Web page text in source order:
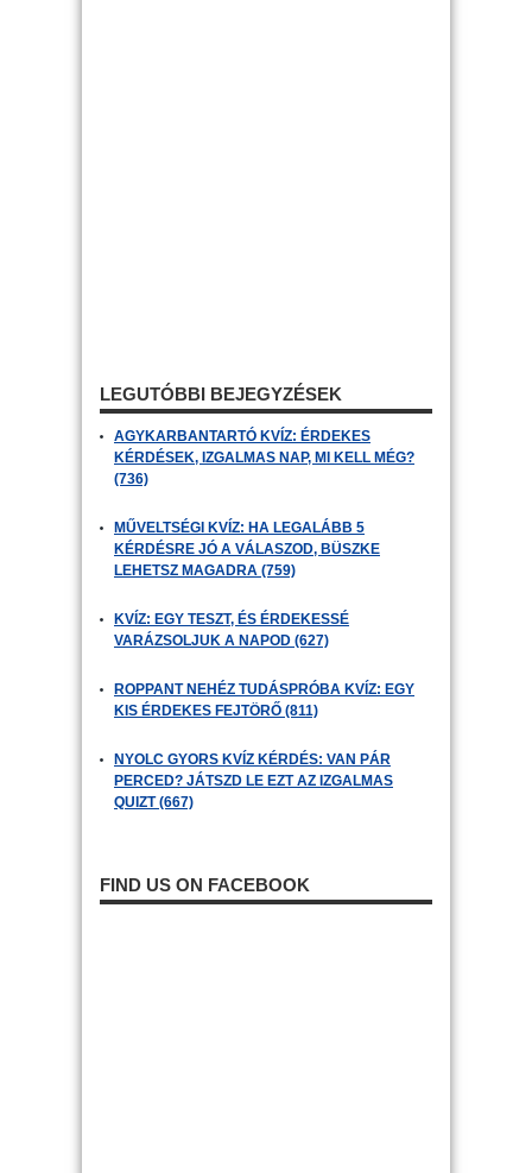
LEGUTÓBBI BEJEGYZÉSEK
AGYKARBANTARTÓ KVÍZ: ÉRDEKES
KÉRDÉSEK, IZGALMAS NAP, MI KELL MÉG?
(736)
MŰVELTSÉGI KVÍZ: HA LEGALÁBB 5
KÉRDÉSRE JÓ A VÁLASZOD, BÜSZKE
LEHETSZ MAGADRA (759)
KVÍZ: EGY TESZT, ÉS ÉRDEKESSÉ
VARÁZSOLJUK A NAPOD (627)
ROPPANT NEHÉZ TUDÁSPRÓBA KVÍZ: EGY
KIS ÉRDEKES FEJTÖRŐ (811)
NYOLC GYORS KVÍZ KÉRDÉS: VAN PÁR
PERCED? JÁTSZD LE EZT AZ IZGALMAS
QUIZT (667)
FIND US ON FACEBOOK